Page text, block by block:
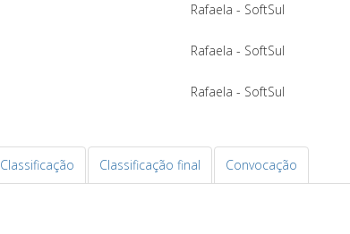
Rafaela - SoftSul
Rafaela - SoftSul
Rafaela - SoftSul
Classificação Classificação final Convocação